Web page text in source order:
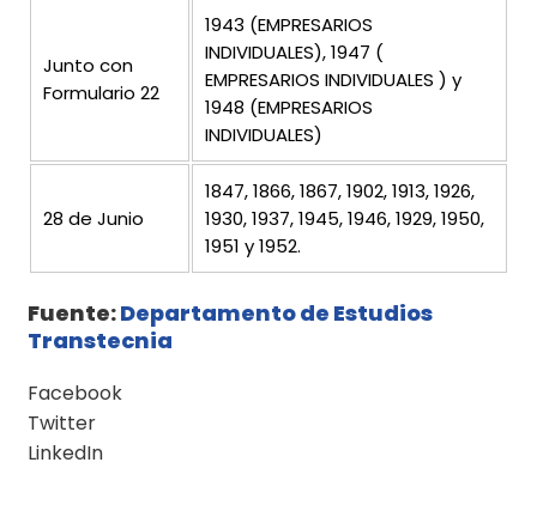
Junto con
Formulario 22
1943 (EMPRESARIOS
INDIVIDUALES), 1947 (
EMPRESARIOS INDIVIDUALES ) y
1948 (EMPRESARIOS
INDIVIDUALES)
28 de Junio
1847, 1866, 1867, 1902, 1913, 1926,
1930, 1937, 1945, 1946, 1929, 1950,
1951 y 1952.
Fuente:Departamento de Estudios
Transtecnia
Facebook
Twitter
LinkedIn